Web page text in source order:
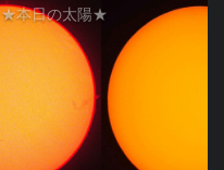
★本日の太陽★